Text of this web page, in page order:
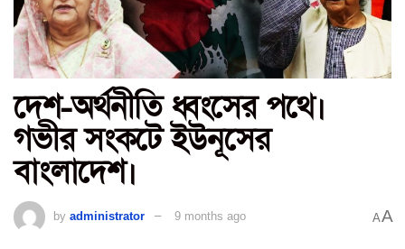
দেশ-অর্থনীতি ধ্বংসের পথে।
গভীর সংকটে ইউনূসের
বাংলাদেশ।
by administrator 9 months ago AA